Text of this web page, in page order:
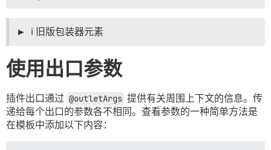
ℹ️ 旧版包装器元素
使用出口参数
插件出口通过 @outletArgs 提供有关周围上下文的信息。传
递给每个出口的参数各不相同。查看参数的一种简单方法是
在模板中添加以下内容：